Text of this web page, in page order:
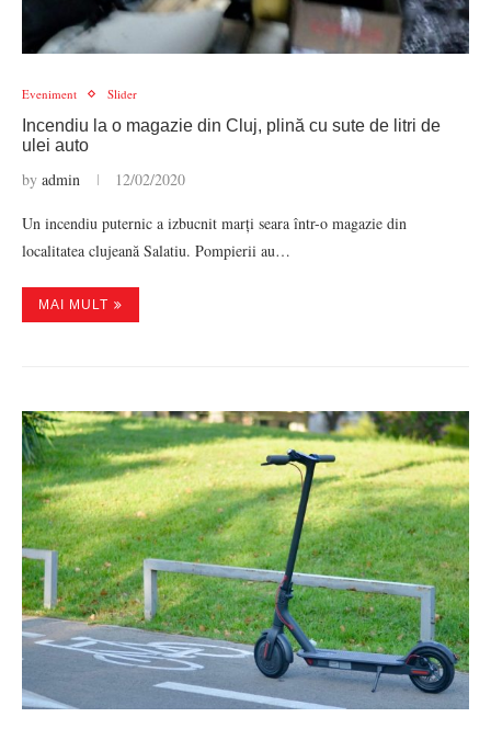
Eveniment Slider
Incendiu la o magazie din Cluj, plină cu sute de litri de
ulei auto
by admin 12/02/2020
Un incendiu puternic a izbucnit marți seara într-o magazie din
localitatea clujeană Salatiu. Pompierii au…
MAI MULT